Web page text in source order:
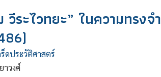
วีระไวทยะ” ในความทรง
ร็ดประวัติศาสตร์
าวงศ์